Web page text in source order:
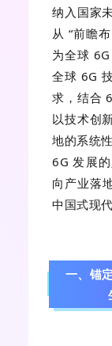
纳入国家
从 “前瞻
为全球
全球 6G
求，结合
以技术创
地的系统
6G 发展
向产业落
中国式现
一、锚